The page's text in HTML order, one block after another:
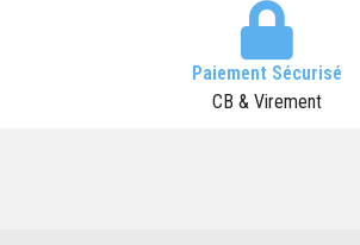
Paiement Sécurisé
CB & Virement